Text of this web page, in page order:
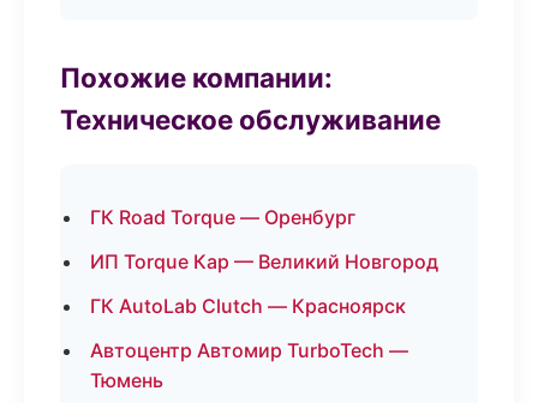
Похожие компании:
Техническое обслуживание
ГК Road Torque — Оренбург
ИП Torque Кар — Великий Новгород
ГК AutoLab Clutch — Красноярск
Автоцентр Автомир TurboTech —
Тюмень